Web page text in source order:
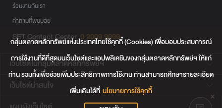
ร่วมงานกับเรา
คำถามที่พบบ่อย
SET Contact Center 0 2009 9999
เว็บไซต์ในกลุ่มตลาดหลักทรัพย์ฯ
เว็บไซต์น่าสนใจ
กลุ่มตลาดหลักทรัพย์แห่งประเทศไทยใช้คุกกี้ (Cookies) เพื่อมอบประสบการณ์
การใช้งานที่ดีที่สุดบนเว็บไซต์และแอปพลิเคชันของกลุ่มตลาดหลักทรัพย์ฯ ให้แก่
ท่าน รวมทั้งเพื่อช่วยเพิ่มประสิทธิภาพการใช้งาน ท่านสามารถศึกษารายละเอียด
เพิ่มเติมได้ที่ นโยบายการใช้คุกกี้